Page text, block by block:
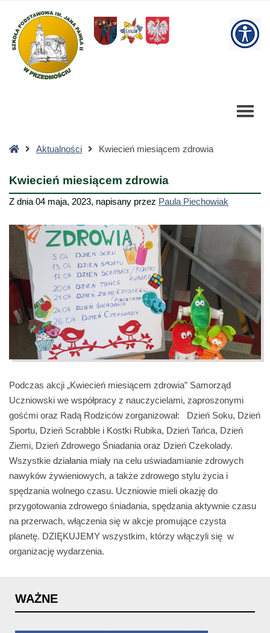
miesiącem
zdrowia
Szkoła
Podstawowa
StronaAktualności Kwiecień miesiącem zdrowia
Kwiecień miesiącem zdrowia
Z dnia 04 maja, 2023, napisany przez Paula Piechowiak
Podczas akcji „Kwiecień miesiącem zdrowia” Samorząd
Uczniowski we współpracy z nauczycielami, zaproszonymi
gośćmi oraz Radą Rodziców zorganizował: Dzień Soku, Dzień
Sportu, Dzień Scrabble i Kostki Rubika, Dzień Tańca, Dzień
Ziemi, Dzień Zdrowego Śniadania oraz Dzień Czekolady.
Wszystkie działania miały na celu uświadamianie zdrowych
nawyków żywieniowych, a także zdrowego stylu życia i
spędzania wolnego czasu. Uczniowie mieli okazję do
przygotowania zdrowego śniadania, spędzania aktywnie czasu
na przerwach, włączenia się w akcje promujące czysta
planetę. DZIĘKUJEMY wszystkim, którzy włączyli się w
organizację wydarzenia.
WAŻNE